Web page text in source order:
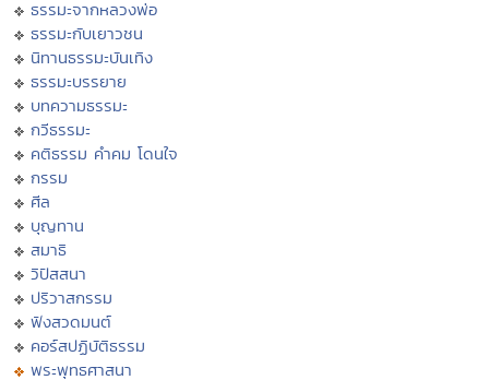
ธรรมะจากหลวงพ่อ
ธรรมะกับเยาวชน
นิทานธรรมะบันเทิง
ธรรมะบรรยาย
บทความธรรมะ
กวีธรรมะ
คติธรรม คำคม โดนใจ
กรรม
ศีล
บุญทาน
สมาธิ
วิปัสสนา
ปริวาสกรรม
ฟังสวดมนต์
คอร์สปฏิบัติธรรม
พระพุทธศาสนา